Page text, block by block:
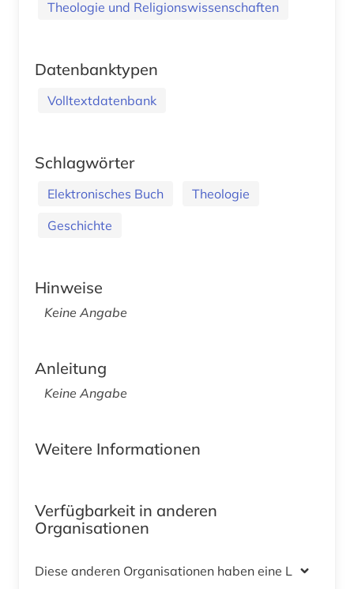
Theologie und Religionswissenschaften
Datenbanktypen
Volltextdatenbank
Schlagwörter
Elektronisches Buch
Theologie
Geschichte
Hinweise
Keine Angabe
Anleitung
Keine Angabe
Weitere Informationen
Verfügbarkeit in anderen
Organisationen
Diese anderen Organisationen haben eine Lizenz